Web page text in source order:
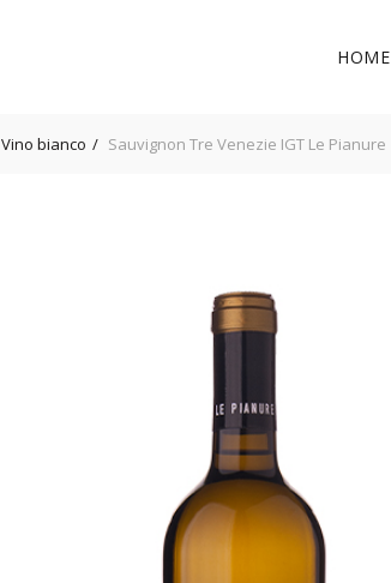
HOME
Vino bianco Sauvignon Tre Venezie IGT Le Pianure